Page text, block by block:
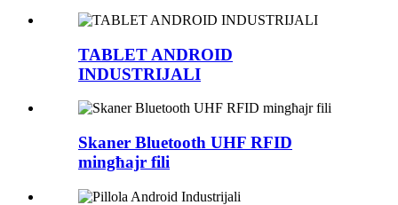
TABLET ANDROID
INDUSTRIJALI
Skaner Bluetooth UHF RFID
mingħajr fili